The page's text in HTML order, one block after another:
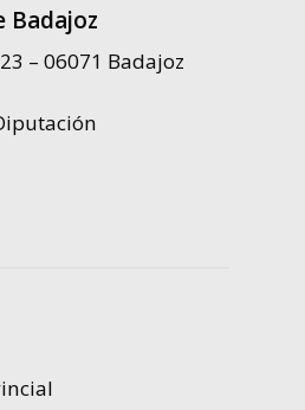
Badajoz
– 06071 Badajoz